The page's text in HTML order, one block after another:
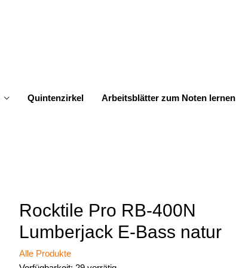
Quintenzirkel Arbeitsblätter zum Noten lernen
Rocktile Pro RB-400N
Lumberjack E-Bass natur
Alle Produkte